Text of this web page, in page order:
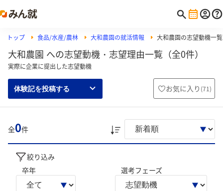
トップ 食品/水産/農林 大和農園の就活情報 大和農園の志望動機一覧
大和農園 への志望動機・志望理由一覧（全0件）
実際に企業に提出した志望動機
体験記を投稿する お気に入り (71)
全0件
絞り込み
卒年
選考フェーズ